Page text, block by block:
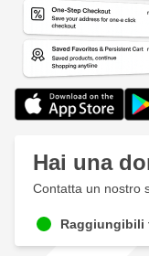
Finish Control
100 guanti nitrile
digitali
Questo set è stato
specialisti di
Viene fornito con
Hai una
Contatta un nostro
Raggiungibili